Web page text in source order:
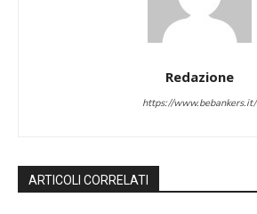
Redazione
https://www.bebankers.it/
ARTICOLI CORRELATI